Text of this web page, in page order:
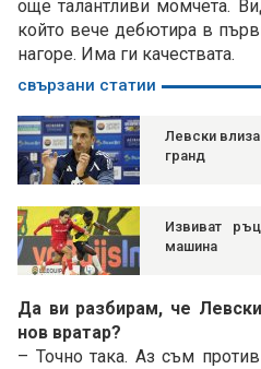
още талантливи момчета.
който вече дебютира в
нагоре. Има ги качествата.
свързани статии
Левски
гранд
Извиват
машина
Да ви разбирам, че
нов вратар?
– Точно така. Аз съм